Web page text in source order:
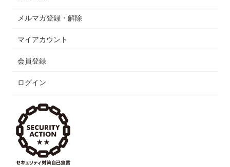
メルマガ登録・解除
マイアカウント
会員登録
ログイン